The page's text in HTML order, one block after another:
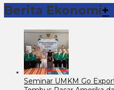
Berita Ekonomi+
Seminar UMKM Go